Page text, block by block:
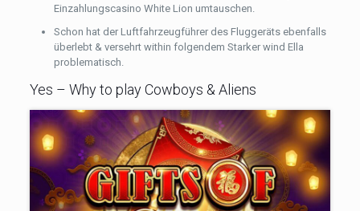
Einzahlungscasino White Lion umtauschen.
Schon hat der Luftfahrzeugführer des Fluggeräts ebenfalls
überlebt & versehrt within folgendem Starker wind Ella
problematisch.
Yes – Why to play Cowboys & Aliens